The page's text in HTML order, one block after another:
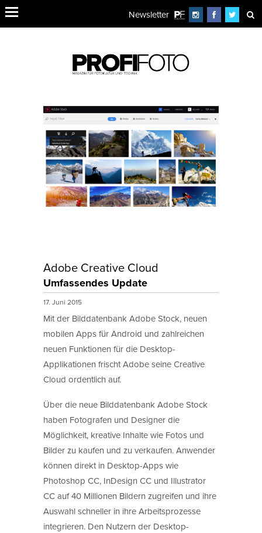
Newsletter
Adobe Creative Cloud
Umfassendes Update
17. Juni 2015
Mit der Bilddatenbank Adobe Stock, neuen
mobilen Apps für Android und zahlreichen
neuen Funktionen für die Desktop-
Applikationen frischt Adobe seine Creative
Cloud ordentlich auf.
Über die neue Bilddatenbank Adobe Stock
haben Fotografen und Designer die
Möglichkeit, kreative Inhalte wie Fotos und
Bilder zu kaufen und zu verkaufen. Anwender
können direkt in Desktop-Apps wie
Photoshop CC, InDesign CC und Illustrator
CC auf 40 Millionen Bildern zugreifen und ihre
Auswahl schneller in ihre Arbeitsprozesse
integrieren. Den Nutzern der Desktop-